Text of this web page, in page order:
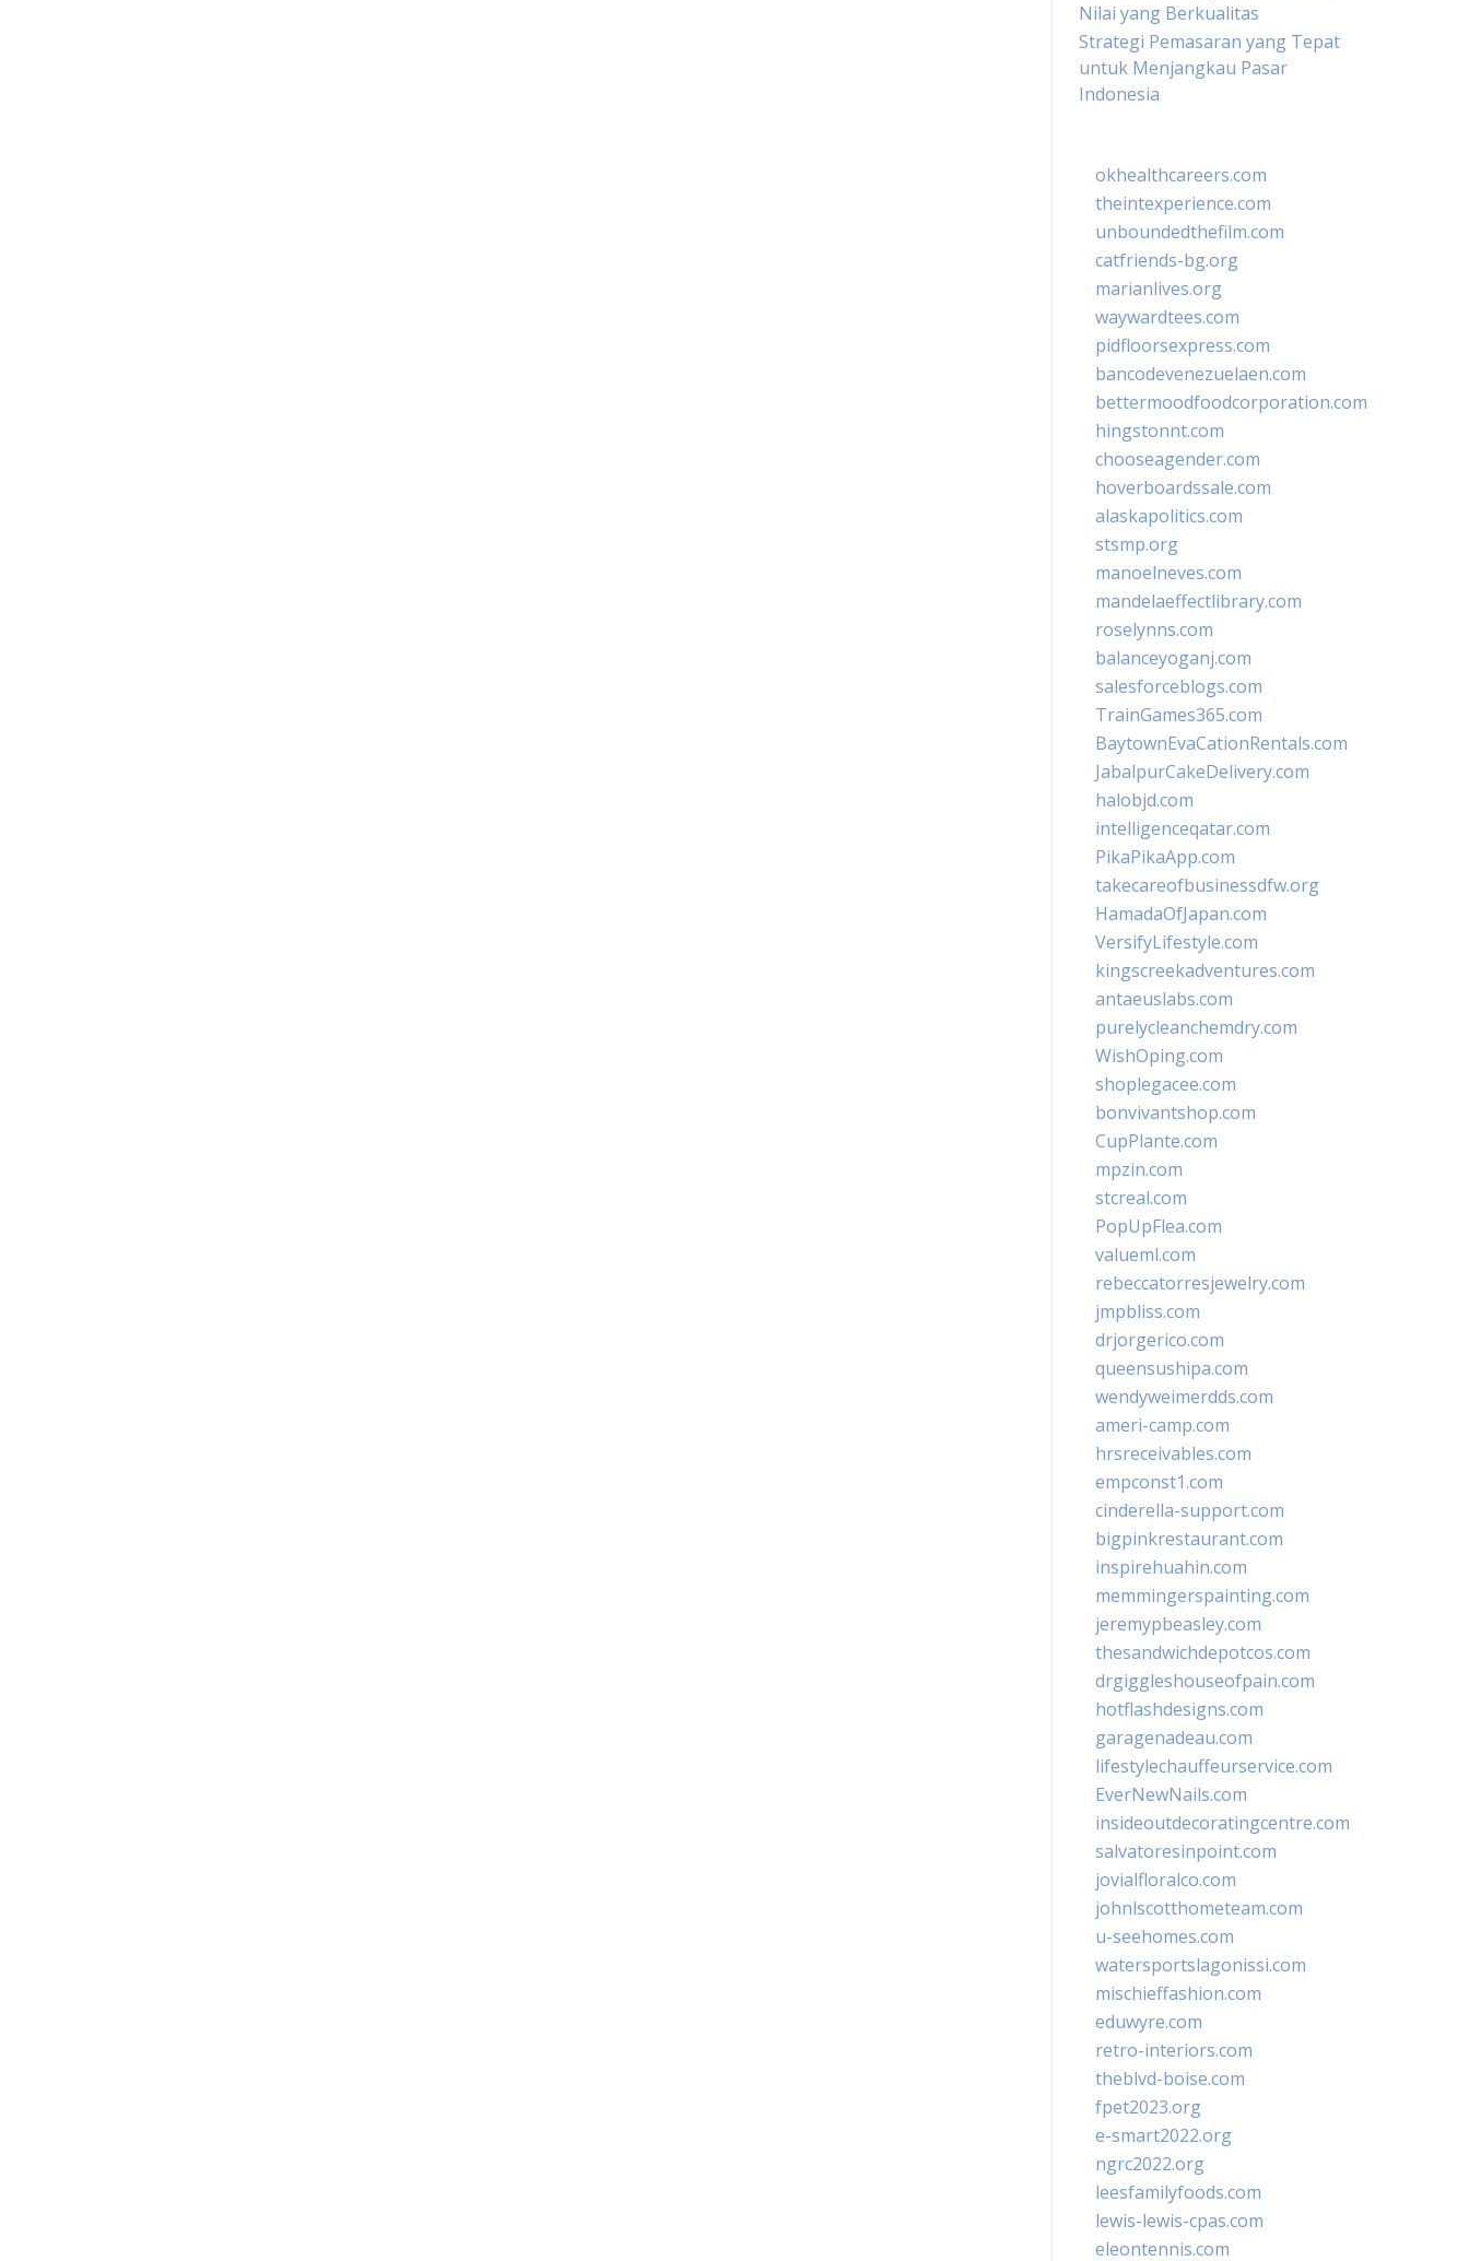
Nilai yang Berkualitas
Strategi Pemasaran yang Tepat
untuk Menjangkau Pasar
Indonesia
okhealthcareers.com
theintexperience.com
unboundedthefilm.com
catfriends-bg.org
marianlives.org
waywardtees.com
pidfloorsexpress.com
bancodevenezuelaen.com
bettermoodfoodcorporation.com
hingstonnt.com
chooseagender.com
hoverboardssale.com
alaskapolitics.com
stsmp.org
manoelneves.com
mandelaeffectlibrary.com
roselynns.com
balanceyoganj.com
salesforceblogs.com
TrainGames365.com
BaytownEvaCationRentals.com
JabalpurCakeDelivery.com
halobjd.com
intelligenceqatar.com
PikaPikaApp.com
takecareofbusinessdfw.org
HamadaOfJapan.com
VersifyLifestyle.com
kingscreekadventures.com
antaeuslabs.com
purelycleanchemdry.com
WishOping.com
shoplegacee.com
bonvivantshop.com
CupPlante.com
mpzin.com
stcreal.com
PopUpFlea.com
valueml.com
rebeccatorresjewelry.com
jmpbliss.com
drjorgerico.com
queensushipa.com
wendyweimerdds.com
ameri-camp.com
hrsreceivables.com
empconst1.com
cinderella-support.com
bigpinkrestaurant.com
inspirehuahin.com
memmingerspainting.com
jeremypbeasley.com
thesandwichdepotcos.com
drgiggleshouseofpain.com
hotflashdesigns.com
garagenadeau.com
lifestylechauffeurservice.com
EverNewNails.com
insideoutdecoratingcentre.com
salvatoresinpoint.com
jovialfloralco.com
johnlscotthometeam.com
u-seehomes.com
watersportslagonissi.com
mischieffashion.com
eduwyre.com
retro-interiors.com
theblvd-boise.com
fpet2023.org
e-smart2022.org
ngrc2022.org
leesfamilyfoods.com
lewis-lewis-cpas.com
eleontennis.com